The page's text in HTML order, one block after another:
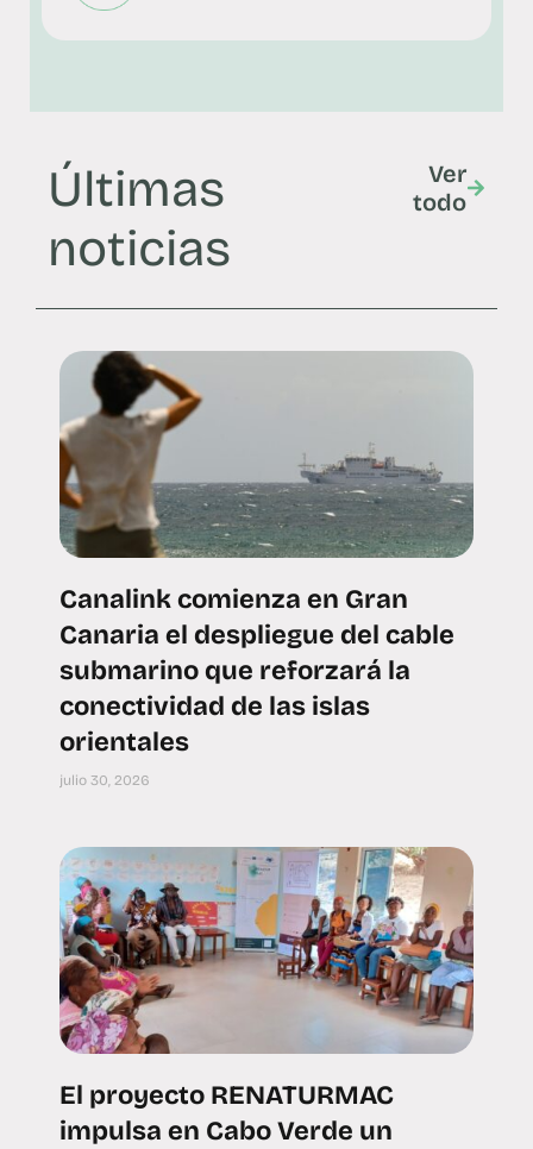
Últimas
noticias
Ver
todo
Canalink comienza en Gran
Canaria el despliegue del cable
submarino que reforzará la
conectividad de las islas
orientales
julio 30, 2026
El proyecto RENATURMAC
impulsa en Cabo Verde un